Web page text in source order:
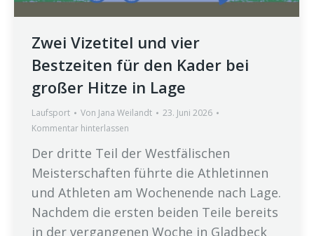
Zwei Vizetitel und vier
Bestzeiten für den Kader bei
großer Hitze in Lage
Laufsport Von Jana Weilandt
23. Juni 2026
Kommentar hinterlassen
Der dritte Teil der Westfälischen
Meisterschaften führte die Athletinnen
und Athleten am Wochenende nach Lage.
Nachdem die ersten beiden Teile bereits
in der vergangenen Woche in Gladbeck